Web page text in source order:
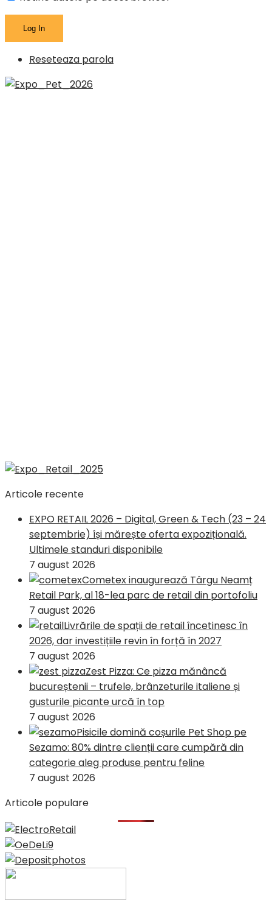
Reseteaza parola
Articole recente
EXPO RETAIL 2026 – Digital, Green & Tech (23 – 24
septembrie) își mărește oferta expozițională.
Ultimele standuri disponibile
7 august 2026
Cometex inaugurează Târgu Neamț
Retail Park, al 18-lea parc de retail din portofoliu
7 august 2026
Livrările de spații de retail încetinesc în
2026, dar investițiile revin în forță în 2027
7 august 2026
Zest Pizza: Ce pizza mănâncă
bucureștenii – trufele, brânzeturile italiene și
gusturile picante urcă în top
7 august 2026
Pisicile domină coșurile Pet Shop pe
Sezamo: 80% dintre clienții care cumpără din
categorie aleg produse pentru feline
7 august 2026
Articole populare